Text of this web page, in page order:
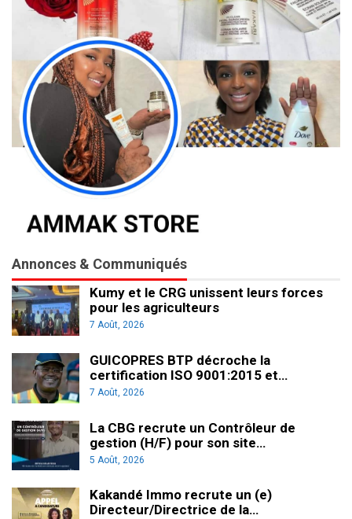
Annonces & Communiqués
Kumy et le CRG unissent leurs forces
pour les agriculteurs
7 Août, 2026
GUICOPRES BTP décroche la
certification ISO 9001:2015 et…
7 Août, 2026
La CBG recrute un Contrôleur de
gestion (H/F) pour son site…
5 Août, 2026
Kakandé Immo recrute un (e)
Directeur/Directrice de la…